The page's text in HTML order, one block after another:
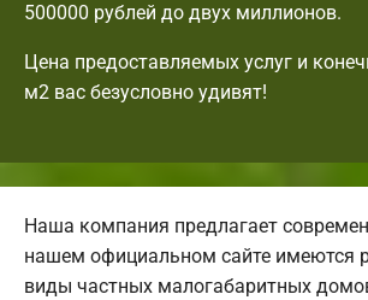
500000 рублей до двух миллионов.
Цена предоставляемых услуг и
м2 вас безусловно удивят!
Наша компания предлагает
нашем официальном сайте имеются
виды частных малогабаритных